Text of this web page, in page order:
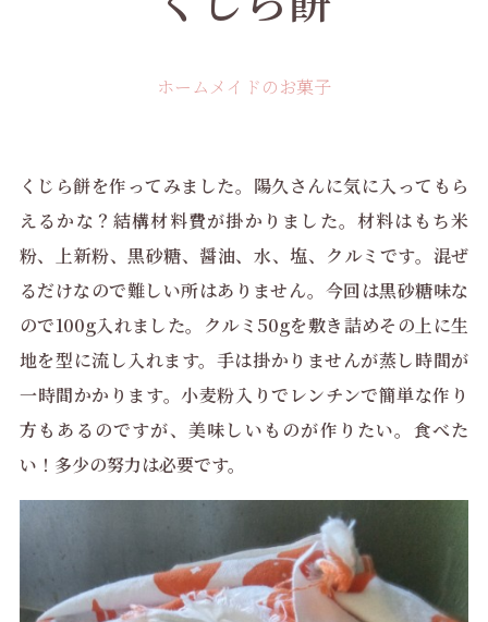
ホームメイドのお菓子
くじら餅を作ってみました。陽久さんに気に入ってもら
えるかな？結構材料費が掛かりました。材料はもち米
粉、上新粉、黒砂糖、醤油、水、塩、クルミです。混ぜ
るだけなので難しい所はありません。今回は黒砂糖味な
ので100g入れました。クルミ50gを敷き詰めその上に生
地を型に流し入れます。手は掛かりませんが蒸し時間が
一時間かかります。小麦粉入りでレンチンで簡単な作り
方もあるのですが、美味しいものが作りたい。食べた
い！多少の努力は必要です。